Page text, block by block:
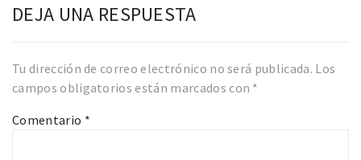
DEJA UNA RESPUESTA
Tu dirección de correo electrónico no será publicada. Los
campos obligatorios están marcados con *
Comentario *